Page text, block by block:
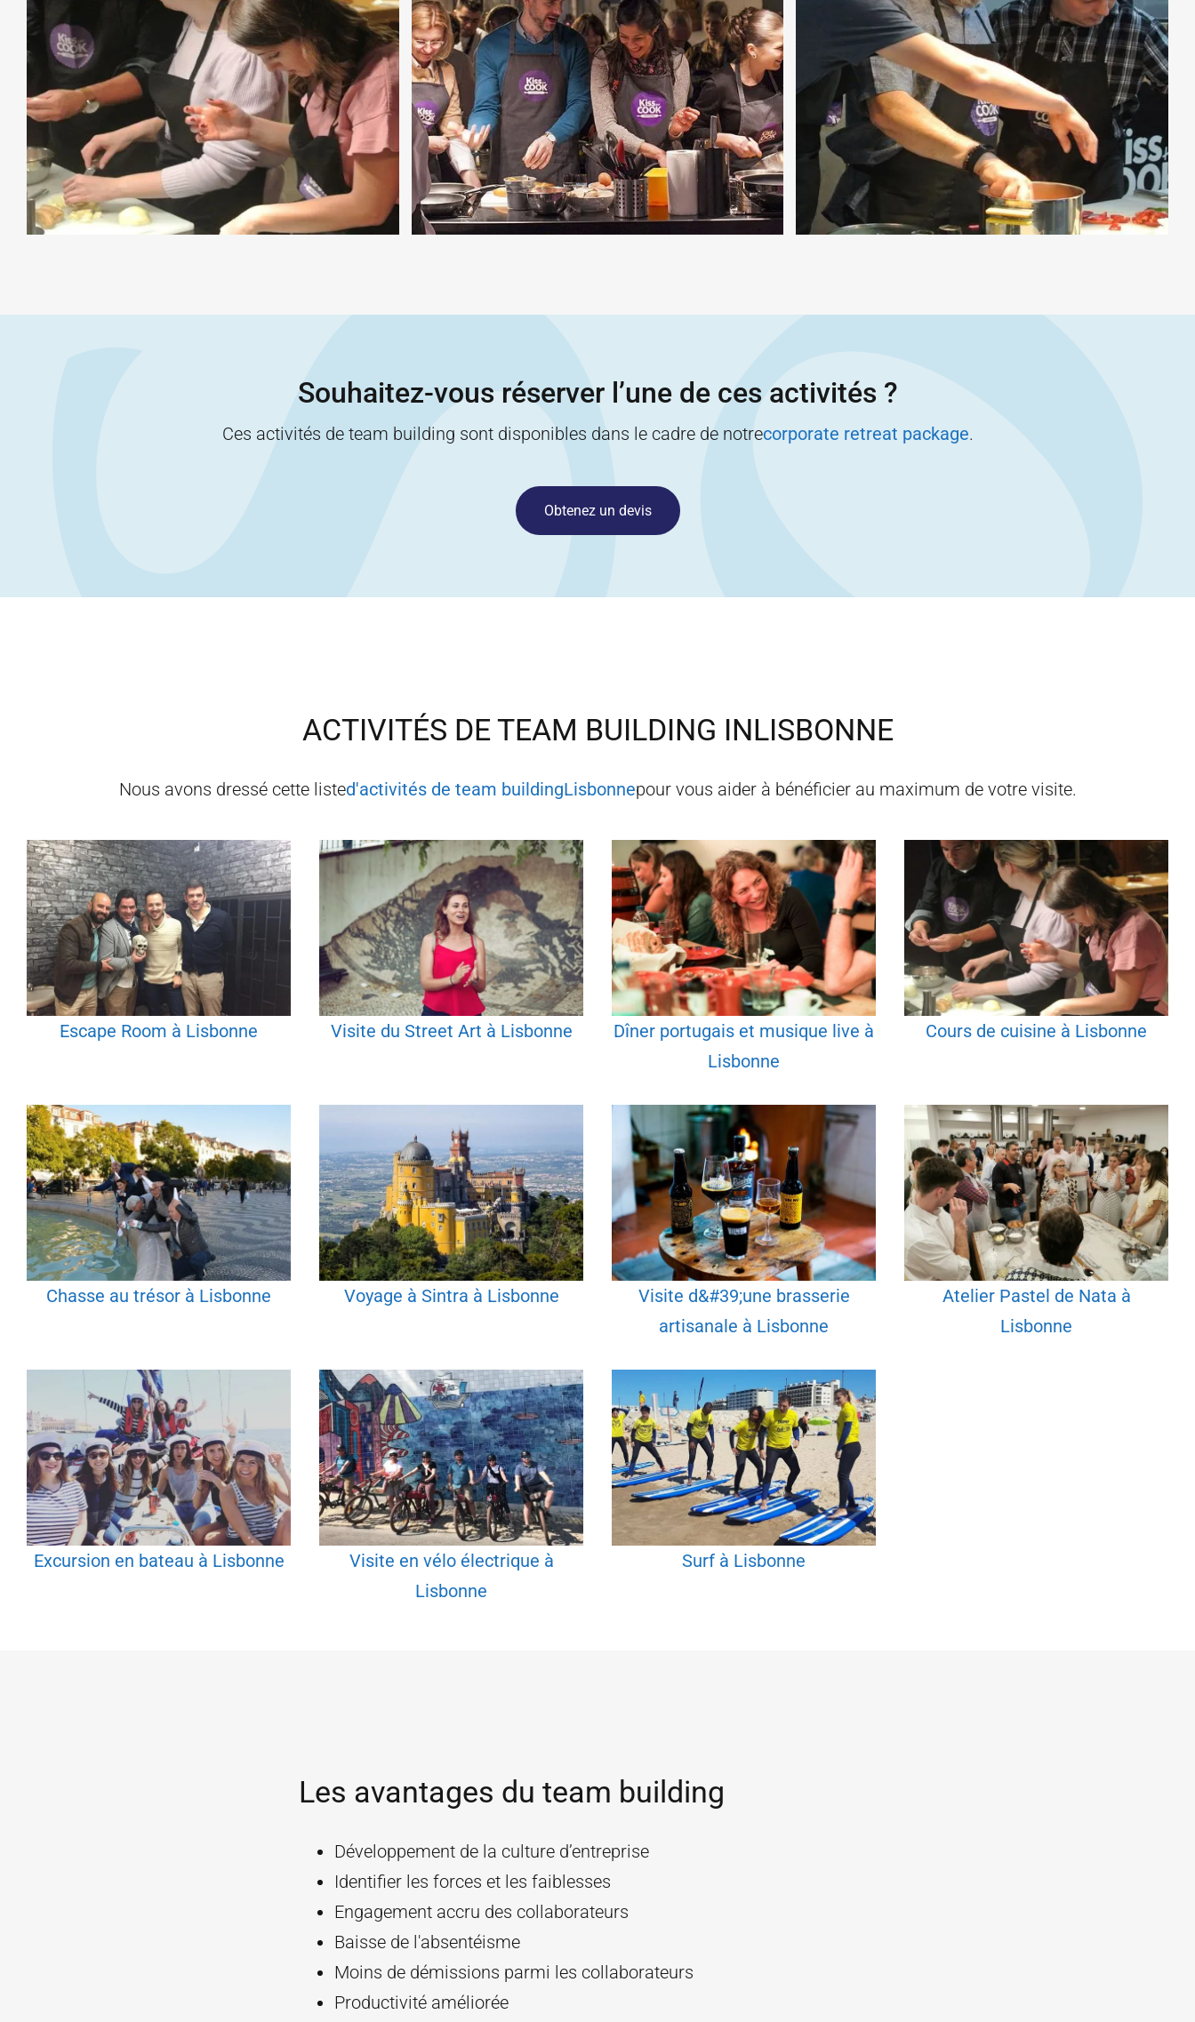
Souhaitez-vous réserver l’une de ces activités ?
Ces activités de team building sont disponibles dans le cadre de notrecorporate retreat package.
Obtenez un devis
ACTIVITÉS DE TEAM BUILDING INLISBONNE
Nous avons dressé cette listed'activités de team buildingLisbonnepour vous aider à bénéficier au maximum de votre visite.
Escape Room à Lisbonne Visite du Street Art à Lisbonne
Dîner portugais et musique live à
Lisbonne
Cours de cuisine à Lisbonne
Chasse au trésor à Lisbonne Voyage à Sintra à Lisbonne
Visite d&#39;une brasserie
artisanale à Lisbonne
Atelier Pastel de Nata à
Lisbonne
Excursion en bateau à Lisbonne
Visite en vélo électrique à
Lisbonne
Surf à Lisbonne
Les avantages du team building
Développement de la culture d’entreprise
Identifier les forces et les faiblesses
Engagement accru des collaborateurs
Baisse de l'absentéisme
Moins de démissions parmi les collaborateurs
Productivité améliorée